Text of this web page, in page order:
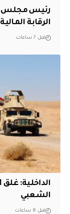
رئيس مجلس
الرقابة المالية
قبل 7 ساعات
الشعبي
قبل 8 ساعات